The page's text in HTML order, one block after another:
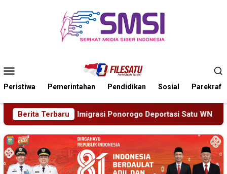
Mobile
Peristiwa Pemerintahan Pendidikan Sosial Parekraf
Berita Terbaru
Deportasi Satu WN Tiongkok Salahgunakan Ijin